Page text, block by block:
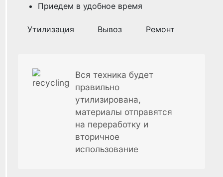
Приедем в удобное время
Утилизация Вывоз Ремонт
Вся техника будет
правильно
утилизирована,
материалы отправятся
на переработку и
вторичное
использование